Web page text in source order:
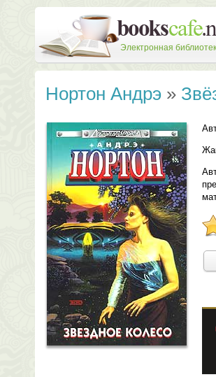
Электронная
Нортон Андрэ »